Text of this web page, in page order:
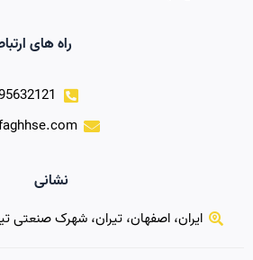
راه های
نشانی
ایران، اصفهان، تیران، شهرک صنعتی